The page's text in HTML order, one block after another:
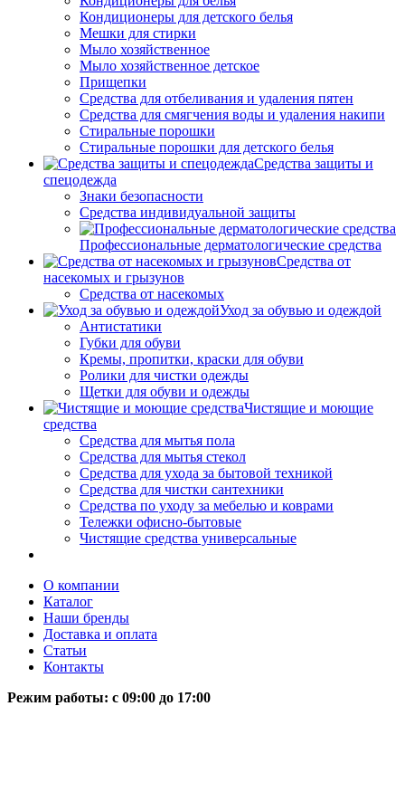
Кондиционеры для детского белья
Мешки для стирки
Мыло хозяйственное
Мыло хозяйственное детское
Прищепки
Средства для отбеливания и удаления пятен
Средства для смягчения воды и удаления накипи
Стиральные порошки
Стиральные порошки для детского белья
Средства защиты и
спецодежда
Знаки безопасности
Средства индивидуальной защиты
Профессиональные дерматологические средства
Средства от
насекомых и грызунов
Средства от насекомых
Уход за обувью и одеждой
Антистатики
Губки для обуви
Кремы, пропитки, краски для обуви
Ролики для чистки одежды
Щетки для обуви и одежды
Чистящие и моющие
средства
Средства для мытья пола
Средства для мытья стекол
Средства для ухода за бытовой техникой
Средства для чистки сантехники
Средства по уходу за мебелью и коврами
Тележки офисно-бытовые
Чистящие средства универсальные
О компании
Каталог
Наши бренды
Доставка и оплата
Статьи
Контакты
Режим работы: c 09:00 до 17:00